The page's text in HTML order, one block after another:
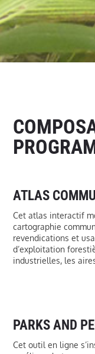
ATLAS
Cet atlas interactif
cartographie
revendications et
d’exploitation
industrielles, les
PARKS AND
Cet outil en ligne